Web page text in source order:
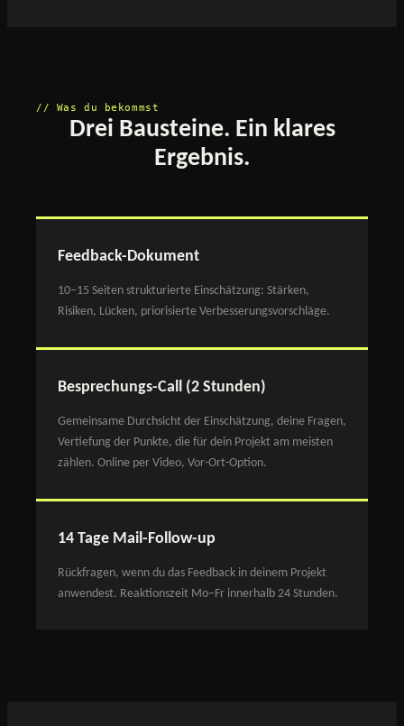
// Was du bekommst
Drei Bausteine. Ein klares
Ergebnis.
Feedback-Dokument
10–15 Seiten strukturierte Einschätzung: Stärken,
Risiken, Lücken, priorisierte Verbesserungsvorschläge.
Besprechungs-Call (2 Stunden)
Gemeinsame Durchsicht der Einschätzung, deine Fragen,
Vertiefung der Punkte, die für dein Projekt am meisten
zählen. Online per Video, Vor-Ort-Option.
14 Tage Mail-Follow-up
Rückfragen, wenn du das Feedback in deinem Projekt
anwendest. Reaktionszeit Mo–Fr innerhalb 24 Stunden.